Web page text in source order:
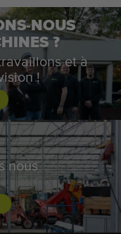
NOUS
?
et à
!
nous